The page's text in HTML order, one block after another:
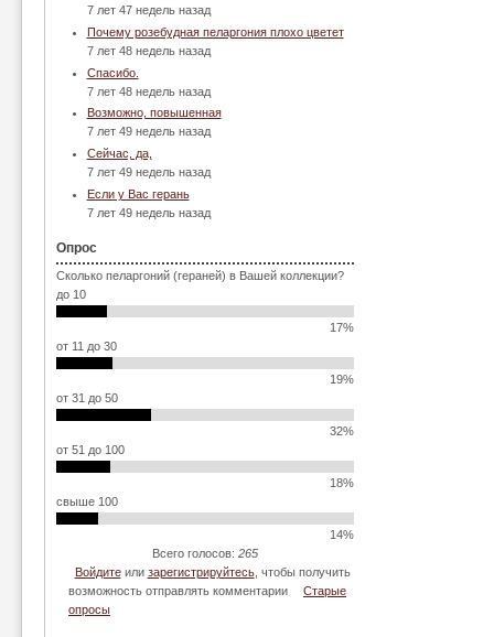
7 лет 47 недель назад
Почему розебудная пеларгония плохо цветет
7 лет 48 недель назад
Спасибо.
7 лет 48 недель назад
Возможно, повышенная
7 лет 49 недель назад
Сейчас, да,
7 лет 49 недель назад
Если у Вас герань
7 лет 49 недель назад
Опрос
Сколько пеларгоний (гераней) в Вашей коллекции?
до 10
17%
от 11 до 30
19%
от 31 до 50
32%
от 51 до 100
18%
свыше 100
14%
Всего голосов: 265
Войдитеили зарегистрируйтесь, чтобы получить
возможность отправлять комментарии
Старые
опросы